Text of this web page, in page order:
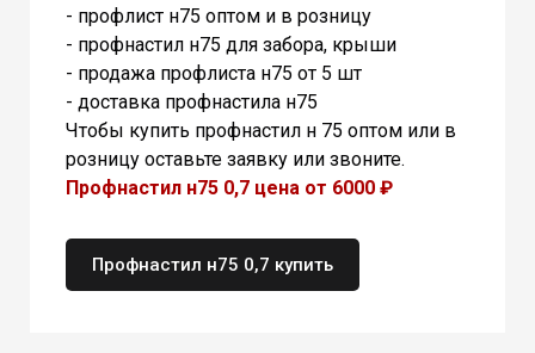
- профлист н75 оптом и в розницу
- профнастил н75 для забора, крыши
- продажа профлиста н75 от 5 шт
- доставка профнастила н75
Чтобы купить профнастил н 75 оптом или в
розницу оставьте заявку или звоните.
Профнастил н75 0,7 цена от 6000 ₽
Профнастил н75 ​0,7 купить